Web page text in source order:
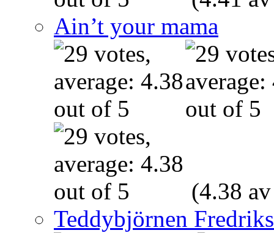
Ain’t your mama
(4.38
Teddybjörnen